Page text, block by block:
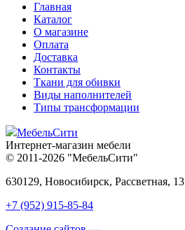
Главная
Каталог
О магазине
Оплата
Доставка
Контакты
Ткани для обивки
Виды наполнителей
Типы трансформации
МебельСити
Интернет-магазин мебели
© 2011-2026 "МебельСити"
630129, Новосибирск, Рассветная, 13
+7 (952) 915-85-84